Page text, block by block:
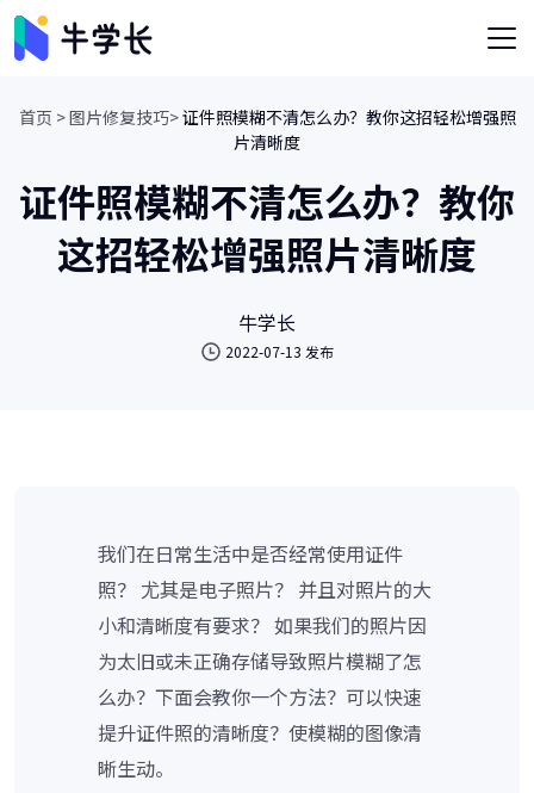
首页 >图片修复技巧>证件照模糊不清怎么办？教你这招轻松增强照
片清晰度
证件照模糊不清怎么办？教你
这招轻松增强照片清晰度
牛学长
2022-07-13 发布
我们在日常生活中是否经常使用证件
照？ 尤其是电子照片？ 并且对照片的大
小和清晰度有要求？ 如果我们的照片因
为太旧或未正确存储导致照片模糊了怎
么办？下面会教你一个方法？可以快速
提升证件照的清晰度？使模糊的图像清
晰生动。